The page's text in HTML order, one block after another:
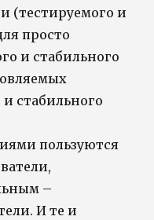
(тестируемого и
просто
и стабильного
стабильного
пользуются
–
И те и